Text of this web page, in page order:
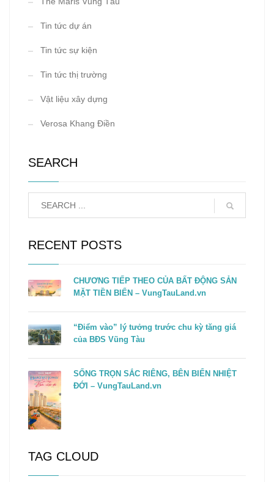
Tin tức dự án
Tin tức sự kiện
Tin tức thị trường
Vật liệu xây dựng
Verosa Khang Điền
SEARCH
RECENT POSTS
CHƯƠNG TIẾP THEO CỦA BẤT ĐỘNG SẢN
MẶT TIỀN BIỂN – VungTauLand.vn
“Điểm vào” lý tưởng trước chu kỳ tăng giá
của BĐS Vũng Tàu
SỐNG TRỌN SẮC RIÊNG, BÊN BIỂN NHIỆT
ĐỚI – VungTauLand.vn
TAG CLOUD